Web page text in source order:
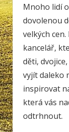
Mnoho lidí
dovolenou
velkých
kancelář,
děti,
vyjít daleko
inspirovat
která vás
odtrhnout.